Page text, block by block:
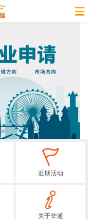
近期活动
关于华通